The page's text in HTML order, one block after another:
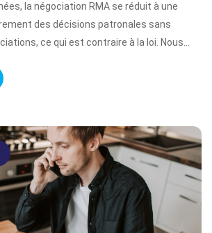
la négociation RMA se réduit à une
des décisions patronales sans
ce qui est contraire à la loi. Nous…